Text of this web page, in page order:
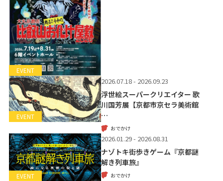
EVENT
EVENT
2026.07.18 - 2026.09.23
浮世絵スーパークリエイター 歌
川国芳展【京都市京セラ美術館
…
おでかけ
EVENT
2026.01.29 - 2026.08.31
ナゾトキ街歩きゲーム『京都謎
解き列車旅』
おでかけ